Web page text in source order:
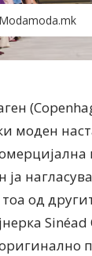
Modamoda.mk
моден
ја
тоа од
Алшар –
30